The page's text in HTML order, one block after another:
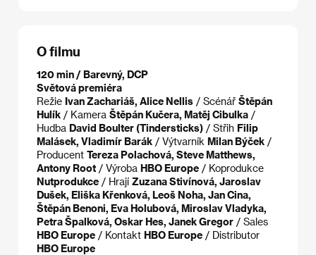
O filmu
120 min / Barevný, DCP
Světová premiéra
Režie Ivan Zachariáš, Alice Nellis / Scénář Štěpán
Hulík / Kamera Štěpán Kučera, Matěj Cibulka /
Hudba David Boulter (Tindersticks) / Střih Filip
Malásek, Vladimír Barák / Výtvarník Milan Býček /
Producent Tereza Polachová, Steve Matthews,
Antony Root / Výroba HBO Europe / Koprodukce
Nutprodukce / Hrají Zuzana Stivínová, Jaroslav
Dušek, Eliška Křenková, Leoš Noha, Jan Cina,
Štěpán Benoni, Eva Holubová, Miroslav Vladyka,
Petra Špalková, Oskar Hes, Janek Gregor / Sales
HBO Europe / Kontakt HBO Europe / Distributor
HBO Europe